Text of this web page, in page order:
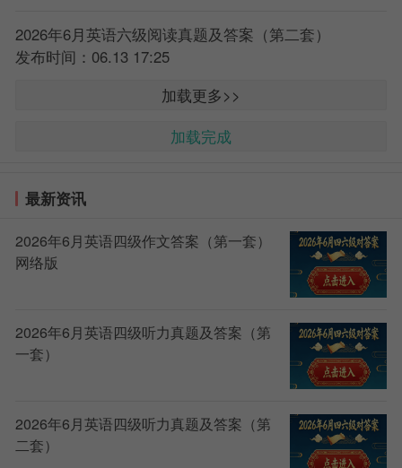
2026年6月英语六级阅读真题及答案（第二套）
发布时间：06.13 17:25
加载更多>>
加载完成
最新资讯
2026年6月英语四级作文答案（第一套）
网络版
2026年6月英语四级听力真题及答案（第
一套）
2026年6月英语四级听力真题及答案（第
二套）